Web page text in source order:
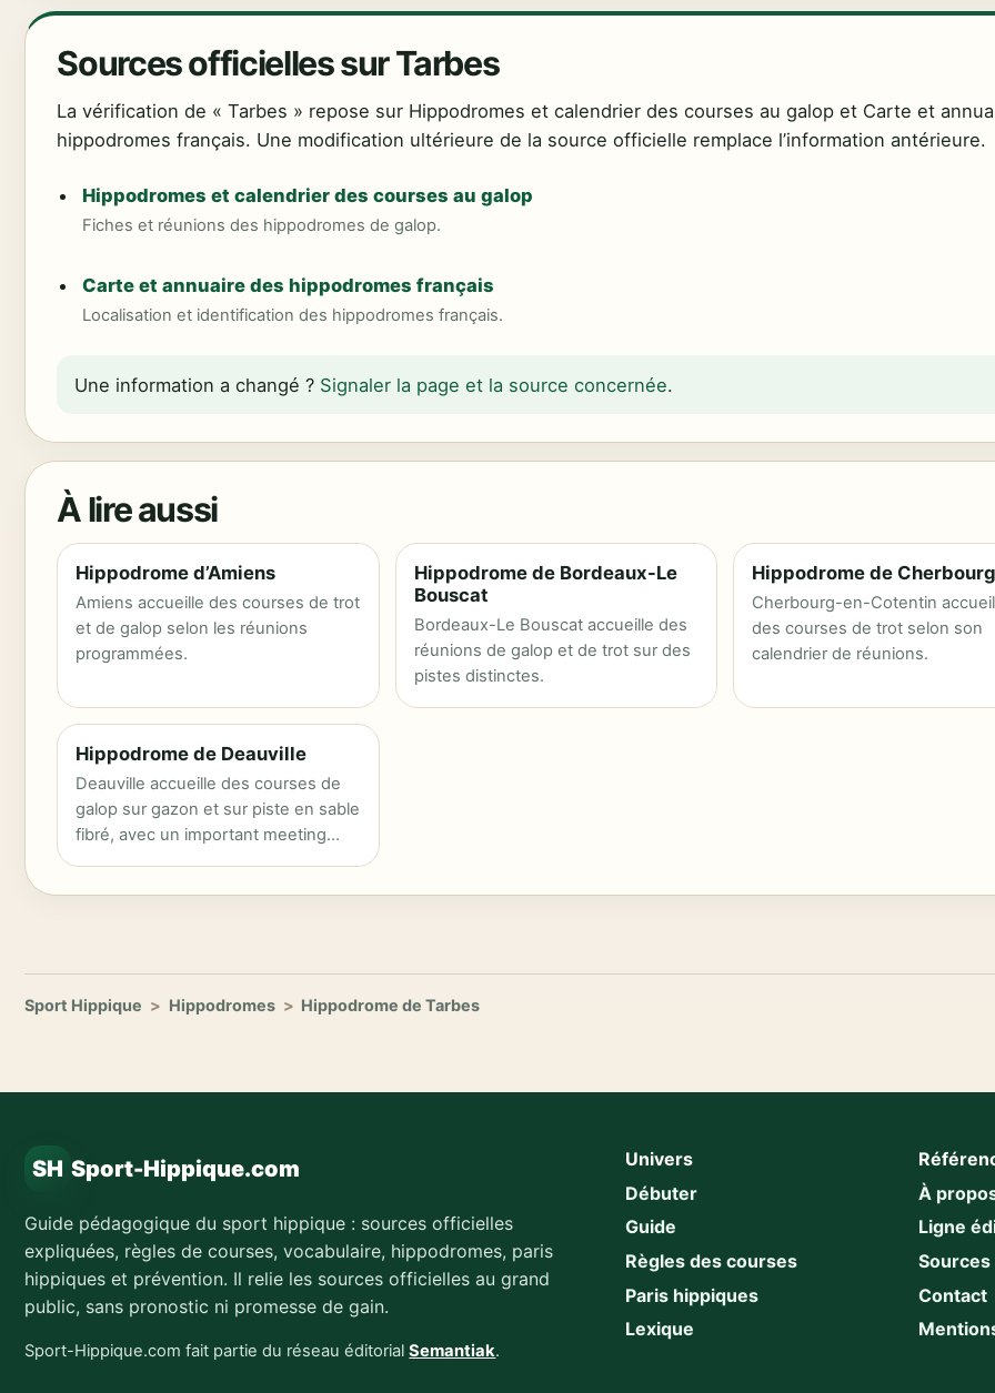
Sources officielles sur Tarbes
La vérification de « Tarbes » repose sur Hippodromes et calendrier des courses au galop et Carte et
hippodromes français. Une modification ultérieure de la source officielle remplace l’information antérieure.
Hippodromes et calendrier des courses au galop
Fiches et réunions des hippodromes de galop.
Carte et annuaire des hippodromes français
Localisation et identification des hippodromes français.
Une information a changé ? Signaler la page et la source concernée.
À lire aussi
Hippodrome d’Amiens
Amiens accueille des courses de trot
et de galop selon les réunions
programmées.
Hippodrome de Bordeaux-Le
Bouscat
Bordeaux-Le Bouscat accueille des
réunions de galop et de trot sur des
pistes distinctes.
Hippodrome de Cherbourg
Cherbourg-en-Cotentin
des courses de trot selon son
calendrier de réunions.
Hippodrome de Deauville
Deauville accueille des courses de
galop sur gazon et sur piste en sable
fibré, avec un important meeting
Sport Hippique > Hippodromes > Hippodrome de Tarbes
SH Sport-Hippique.com
Guide pédagogique du sport hippique : sources officielles
expliquées, règles de courses, vocabulaire, hippodromes, paris
hippiques et prévention. Il relie les sources officielles au grand
public, sans pronostic ni promesse de gain.
Sport-Hippique.com fait partie du réseau éditorialSemantiak.
Univers
Débuter
Guide
Règles des courses
Paris hippiques
Lexique
À
Ligne
Sources
Contact